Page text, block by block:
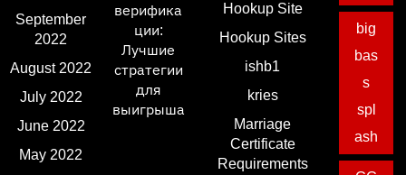
September
2022
August 2022
July 2022
June 2022
May 2022
верифика
ции:
Лучшие
стратегии
для
выигрыша
Hookup Site
Hookup Sites
ishb1
kries
Marriage
Certificate
Requirements
big
bas
s
spl
ash